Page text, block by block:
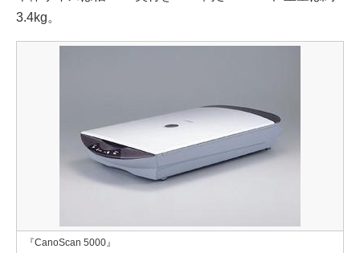
3.4kg。
『CanoScan 5000』